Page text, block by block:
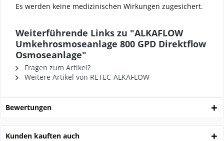
Es werden keine medizinischen Wirkungen zugesichert.
Weiterführende Links zu "ALKAFLOW
Umkehrosmoseanlage 800 GPD Direktflow
Osmoseanlage"
Fragen zum Artikel?
Weitere Artikel von RETEC-ALKAFLOW
Bewertungen
Kunden kauften auch